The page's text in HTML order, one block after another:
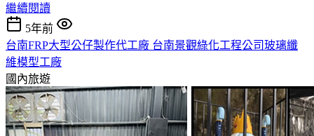
繼續閱讀
5年前
台南FRP大型公仔製作代工廠 台南景觀綠化工程公司玻璃纖
維模型工廠
國內旅遊